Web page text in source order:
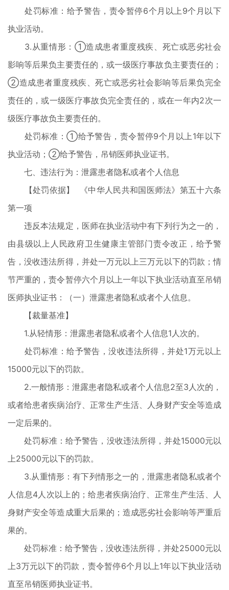
处罚标准：给予警告，责令暂停6个月以上9个月以下
执业活动。
3.从重情形：①造成患者重度残疾、死亡或恶劣社会
影响等后果负主要责任的，或一级医疗事故负主要责任的；
②造成患者重度残疾、死亡或恶劣社会影响等后果负完全
责任的，或一级医疗事故负完全责任的，或在一年内2次一
级医疗事故负主要责任的。
处罚标准：①给予警告，责令暂停9个月以上1年以下
执业活动；②给予警告，吊销医师执业证书。
七、违法行为：泄露患者隐私或者个人信息
【处罚依据】 《中华人民共和国医师法》第五十六条
第一项
违反本法规定，医师在执业活动中有下列行为之一的，
由县级以上人民政府卫生健康主管部门责令改正，给予警
告，没收违法所得，并处一万元以上三万元以下的罚款；情
节严重的，责令暂停六个月以上一年以下执业活动直至吊销
医师执业证书：（一）泄露患者隐私或者个人信息。
【裁量基准】
1.从轻情形：泄露患者隐私或者个人信息1人次的。
处罚标准：给予警告，没收违法所得，并处1万元以上
15000元以下的罚款。
2.一般情形：泄露患者隐私或者个人信息2至3人次的，
或者给患者疾病治疗、正常生产生活、人身财产安全等造成
一定后果的。
处罚标准：给予警告，没收违法所得，并处15000元以
上25000元以下的罚款。
3.从重情形：有下列情形之一的，泄露患者隐私或者个
人信息4人次以上的；给患者疾病治疗、正常生产生活、人
身财产安全等造成重大后果的；造成恶劣社会影响等严重后
果的。
处罚标准：给予警告，没收违法所得，并处25000元以
上3万元以下的罚款，责令暂停6个月以上1年以下执业活动
直至吊销医师执业证书。